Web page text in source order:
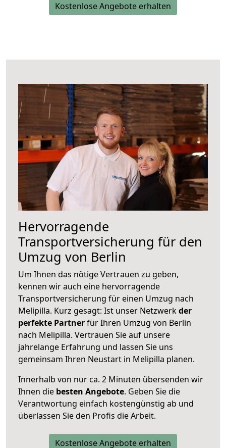
Kostenlose Angebote erhalten
Hervorragende
Transportversicherung für den
Umzug von Berlin
Um Ihnen das nötige Vertrauen zu geben,
kennen wir auch eine hervorragende
Transportversicherung für einen Umzug nach
Melipilla. Kurz gesagt: Ist unser Netzwerkder
perfekte Partnerfür Ihren Umzug von Berlin
nach Melipilla. Vertrauen Sie auf unsere
jahrelange Erfahrung und lassen Sie uns
gemeinsam Ihren Neustart in Melipilla planen.
Innerhalb von nur ca. 2 Minuten übersenden wir
Ihnen die besten Angebote. Geben Sie die
Verantwortung einfach kostengünstig ab und
überlassen Sie den Profis die Arbeit.
Kostenlose Angebote erhalten